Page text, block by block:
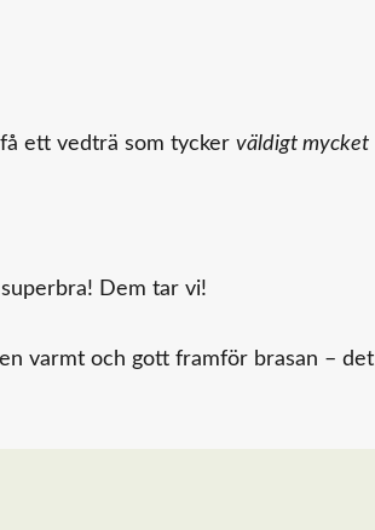
ett vedträ som tycker väldigt mycket
Dem tar vi!
varmt och gott framför brasan – det